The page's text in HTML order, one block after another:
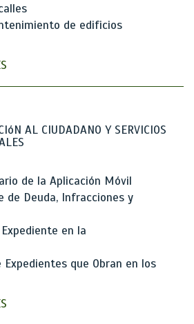
de edificios
AL CIUDADANO Y SERVICIOS
de la Aplicación Móvil
de Deuda, Infracciones y
en la
Expedientes que Obran en los